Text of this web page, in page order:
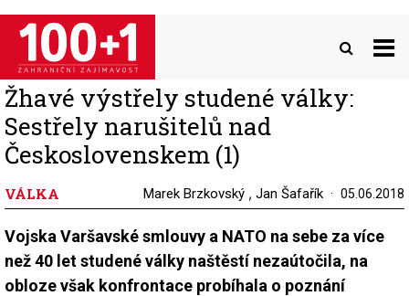
Přejít
hlavnímu
obsahu
Žhavé výstřely studené války:
Sestřely narušitelů nad
Československem (1)
VÁLKA Marek Brzkovský , Jan Šafařík 05.06.2018
Vojska Varšavské smlouvy a NATO na sebe za více
než 40 let studené války naštěstí nezaútočila, na
obloze však konfrontace probíhala o poznání